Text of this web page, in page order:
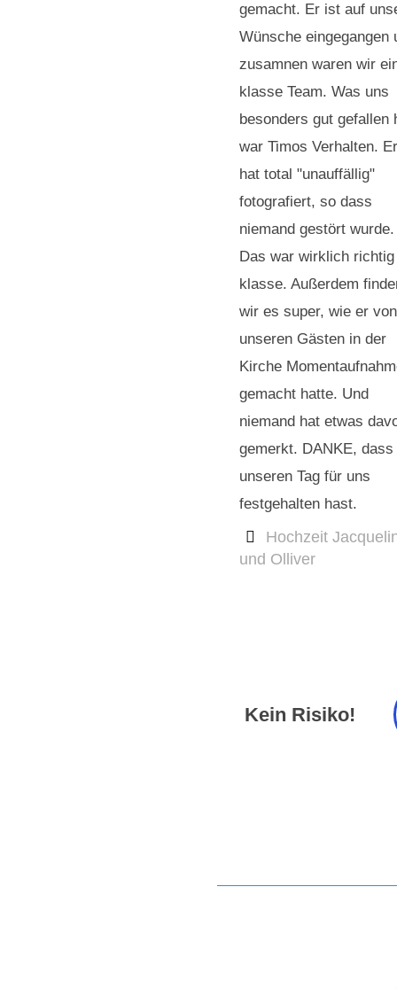
gemacht. Er ist auf
Wünsche eingegangen
zusamnen waren wir
klasse Team. Was uns
besonders gut gefallen
war Timos Verhalten. Er
hat total "unauffällig"
fotografiert, so dass
niemand gestört wurde.
Das war wirklich richtig
klasse. Außerdem
wir es super, wie er von
unseren Gästen in der
Kirche
gemacht hatte. Und
niemand hat etwas
gemerkt. DANKE, dass
unseren Tag für uns
festgehalten hast.
Hochzeit
und Olliver
Kein Risiko!